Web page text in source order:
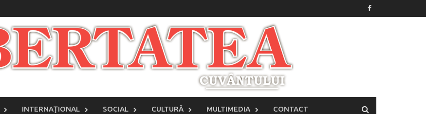
INTERNAŢIONAL SOCIAL CULTURĂ MULTIMEDIA CONTACT